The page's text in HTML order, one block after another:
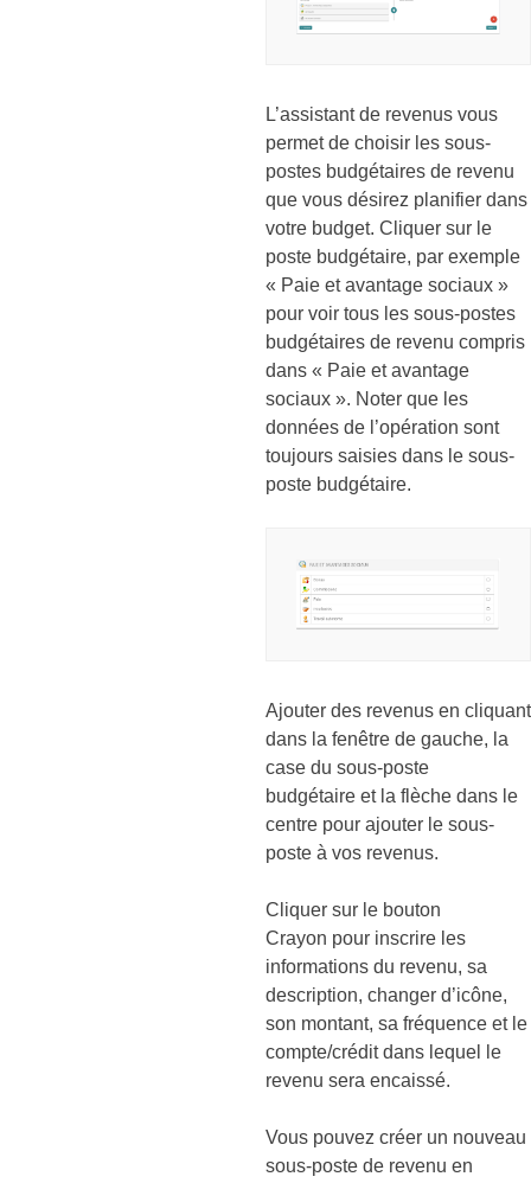
L’assistant de revenus vous
permet de choisir les sous-
postes budgétaires de revenu
que vous désirez planifier dans
votre budget. Cliquer sur le
poste budgétaire, par exemple
« Paie et avantage sociaux »
pour voir tous les sous-postes
budgétaires de revenu compris
dans « Paie et avantage
sociaux ». Noter que les
données de l’opération sont
toujours saisies dans le sous-
poste budgétaire.
Ajouter des revenus en cliquant
dans la fenêtre de gauche, la
case du sous-poste
budgétaire et la flèche dans le
centre pour ajouter le sous-
poste à vos revenus.
Cliquer sur le bouton
Crayon pour inscrire les
informations du revenu, sa
description, changer d’icône,
son montant, sa fréquence et le
compte/crédit dans lequel le
revenu sera encaissé.
Vous pouvez créer un nouveau
sous-poste de revenu en